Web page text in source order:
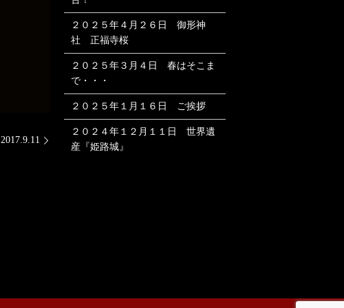
2017.9.11
２０２５年４月２６日 御形神
社 正福寺桜
２０２５年３月４日 春はそこま
で・・・
２０２５年１月１６日 ご挨拶
２０２４年１２月１１日 世界遺
産『姫路城』